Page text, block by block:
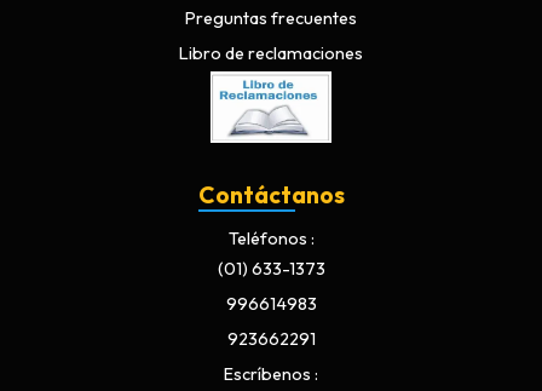
Preguntas frecuentes
Libro de reclamaciones
Contáctanos
Teléfonos
(01) 633-1373
996614983
923662291
Escríbenos